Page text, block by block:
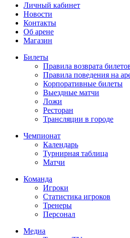
Личный кабинет
Новости
Контакты
Об арене
Магазин
Билеты
Правила возврата
Правила поведения на
Корпоративные билеты
Выездные матчи
Ложи
Ресторан
Трансляции в городе
Чемпионат
Календарь
Турнирная таблица
Матчи
Команда
Игроки
Статистика игроков
Тренеры
Персонал
Медиа